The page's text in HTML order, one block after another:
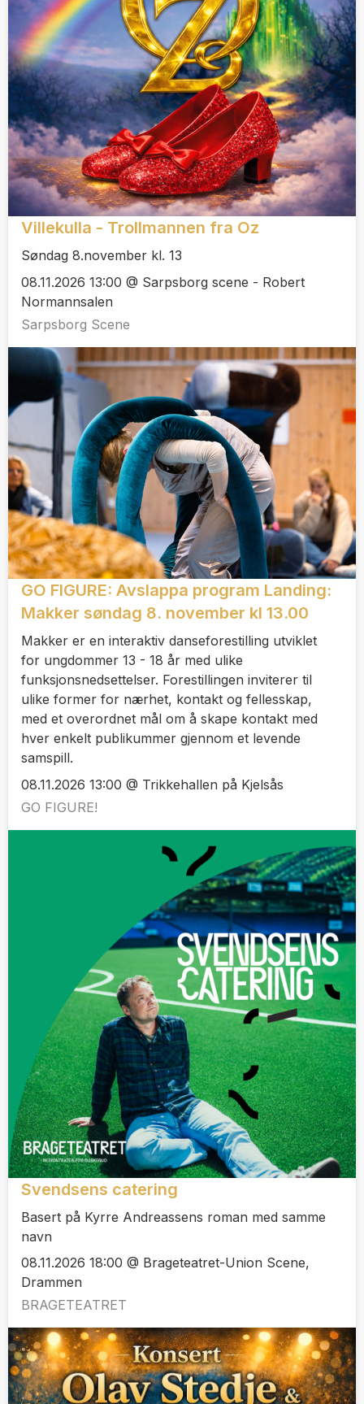
Villekulla - Trollmannen fra Oz
Søndag 8.november kl. 13
08.11.2026 13:00 @ Sarpsborg scene - Robert
Normannsalen
Sarpsborg Scene
GO FIGURE: Avslappa program Landing:
Makker søndag 8. november kl 13.00
Makker er en interaktiv danseforestilling utviklet
for ungdommer 13 - 18 år med ulike
funksjonsnedsettelser. Forestillingen inviterer til
ulike former for nærhet, kontakt og fellesskap,
med et overordnet mål om å skape kontakt med
hver enkelt publikummer gjennom et levende
samspill.
08.11.2026 13:00 @ Trikkehallen på Kjelsås
GO FIGURE!
Svendsens catering
Basert på Kyrre Andreassens roman med samme
navn
08.11.2026 18:00 @ Brageteatret-Union Scene,
Drammen
BRAGETEATRET